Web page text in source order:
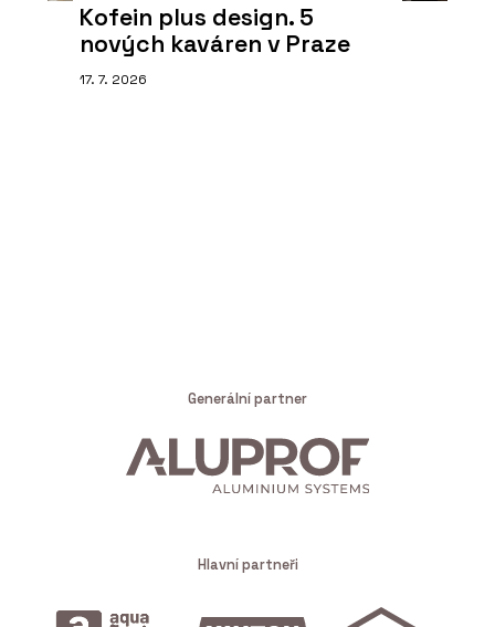
Kofein plus design. 5
nových kaváren v Praze
17. 7. 2026
Generální partner
Hlavní partneři